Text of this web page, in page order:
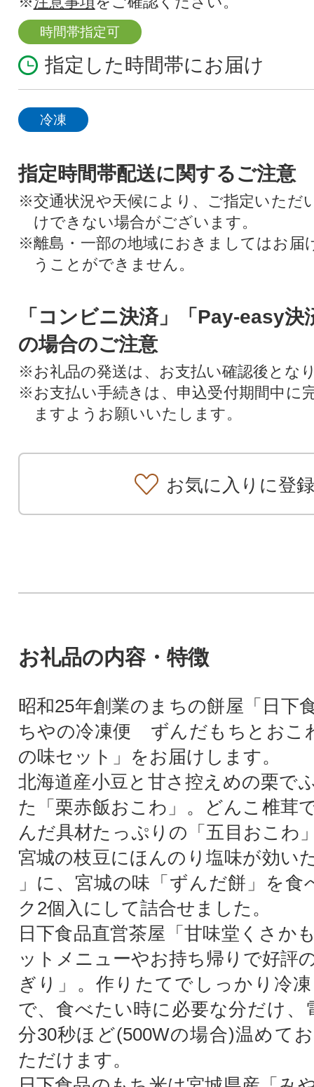
時間帯指定可
指定した時間帯にお届け
冷凍
指定時間帯配送に関するご注意
※交通状況や天候により、ご指定いただ
けできない場合がございます。
※離島・一部の地域におきましてはお届
うことができません。
「コンビニ決済」「Pay-easy決
の場合のご注意
※お礼品の発送は、お支払い確認後とな
※お支払い手続きは、申込受付期間中に
ますようお願いいたします。
お気に入りに登録
お礼品の内容・特徴
昭和25年創業のまちの餅屋「日下
ちやの冷凍便 ずんだもちとおこ
の味セット」をお届けします。
北海道産小豆と甘さ控えめの栗で
た「栗赤飯おこわ」。どんこ椎茸
んだ具材たっぷりの「五目おこわ
宮城の枝豆にほんのり塩味が効い
」に、宮城の味「ずんだ餅」を食
ク2個入にして詰合せました。
日下食品直営茶屋「甘味堂くさか
ットメニューやお持ち帰りで好評
ぎり」。作りたてでしっかり冷
で、食べたい時に必要な分だけ、
分30秒ほど(500Wの場合)温めて
ただけます。